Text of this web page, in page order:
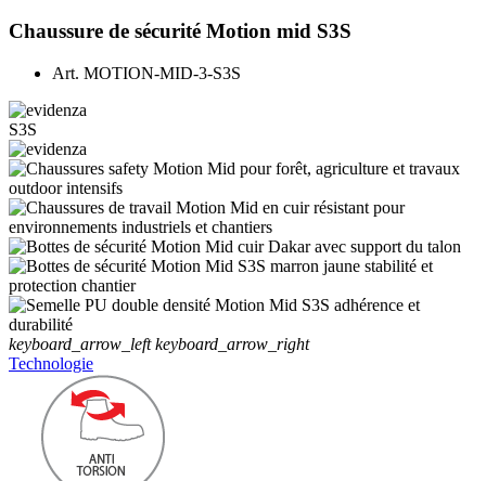
Chaussure de sécurité Motion mid S3S
Art. MOTION-MID-3-S3S
S3S
keyboard_arrow_left keyboard_arrow_right
Technologie